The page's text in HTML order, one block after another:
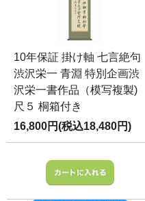
10年保証 掛け軸 七言絶句
渋沢栄一 青淵 特別企画渋
沢栄一書作品（模写複製)
尺５ 桐箱付き
16,800円(税込18,480円)